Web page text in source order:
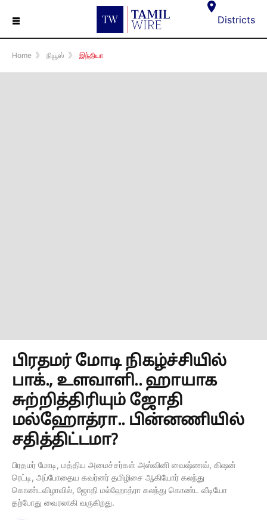
☰ Districts
Home 》 நியூஸ் 》 இந்தியா
பிரதமர் மோடி நிகழ்ச்சியில்
பாக்., உளவாளி.. ஹாயாக
சுற்றித்திரியும் ஜோதி
மல்ஹோத்ரா.. பின்னணியில்
சதித்திட்டமா?
பிரதமர் மோடி, மத்திய அமைச்சர்கள் அஸ்வினி வைஷ்ணவ், கிஷன்
ரெட்டி, அப்போதைய கவர்னர் தமிழிசை ஆகியோர் கலந்து
கொண்டவிழாவில், ஜோதி மல்ஹோத்ரா கலந்து கொண்ட வீடியோ
தற்போது வைரலாகி வருகிறது.